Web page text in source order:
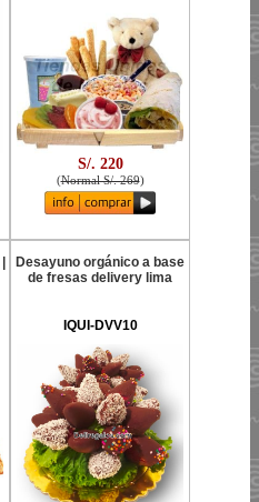
S/. 220
(Normal S/. 269)
Desayuno orgánico a base
de fresas delivery lima
IQUI-DVV10